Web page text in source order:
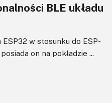
BLE układu
w stosunku do ESP-
on na pokładzie ...